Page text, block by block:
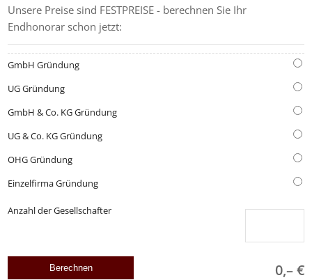
Unsere Preise sind FESTPREISE - berechnen Sie Ihr
Endhonorar schon jetzt:
GmbH Gründung
UG Gründung
GmbH & Co. KG Gründung
UG & Co. KG Gründung
OHG Gründung
Einzelfirma Gründung
Anzahl der Gesellschafter
0,– €